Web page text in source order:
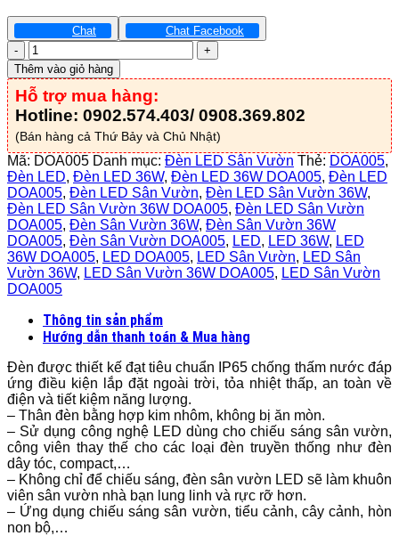
Chat Chat Facebook
Đèn
LED
Sân
Vườn
36W
DOA005
số
lượng
Thêm vào giỏ hàng
Hỗ trợ mua hàng:
Hotline: 0902.574.403/ 0908.369.802
(Bán hàng cả Thứ Bảy và Chủ Nhật)
Mã: DOA005 Danh mục: Đèn LED Sân Vườn Thẻ: DOA005,
Đèn LED, Đèn LED 36W, Đèn LED 36W DOA005, Đèn LED
DOA005, Đèn LED Sân Vườn, Đèn LED Sân Vườn 36W,
Đèn LED Sân Vườn 36W DOA005, Đèn LED Sân Vườn
DOA005, Đèn Sân Vườn 36W, Đèn Sân Vườn 36W
DOA005, Đèn Sân Vườn DOA005, LED, LED 36W, LED
36W DOA005, LED DOA005, LED Sân Vườn, LED Sân
Vườn 36W, LED Sân Vườn 36W DOA005, LED Sân Vườn
DOA005
Thông tin sản phẩm
Hướng dẫn thanh toán & Mua hàng
Đèn được thiết kế đạt tiêu chuẩn IP65 chống thấm nước đáp
ứng điều kiện lắp đặt ngoài trời, tỏa nhiệt thấp, an toàn về
điện và tiết kiệm năng lượng.
– Thân đèn bằng hợp kim nhôm, không bị ăn mòn.
– Sử dụng công nghệ LED dùng cho chiếu sáng sân vườn,
công viên thay thế cho các loại đèn truyền thống như đèn
dây tóc, compact,…
– Không chỉ để chiếu sáng, đèn sân vườn LED sẽ làm khuôn
viên sân vườn nhà bạn lung linh và rực rỡ hơn.
– Ứng dụng chiếu sáng sân vườn, tiểu cảnh, cây cảnh, hòn
non bộ,…